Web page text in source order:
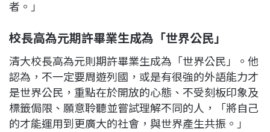
者。」
校長高為元期許畢業生成為「世界公民」
清大校長高為元則期許畢業生成為「世界公民」。他
認為，不一定要周遊列國，或是有很強的外語能力才
是世界公民，重點在於開放的心態、不受刻板印象及
標籤侷限、願意聆聽並嘗試理解不同的人，「將自己
的才能運用到更廣大的社會，與世界產生共振。」